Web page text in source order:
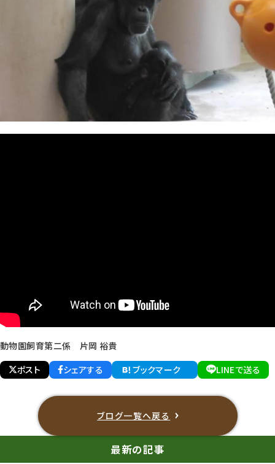
動物園飼育第二係 片岡 裕貴
ポスト
シェアする ブックマーク LINEで送る
ブログ一覧へ戻る
最新の記事